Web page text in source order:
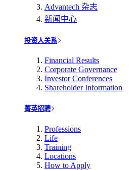
Advantech 杂志
新闻中心
投资人关系
Financial Results
Corporate Governance
Investor Conferences
Shareholder Information
菁英招聘
Professions
Life
Training
Locations
How to Apply